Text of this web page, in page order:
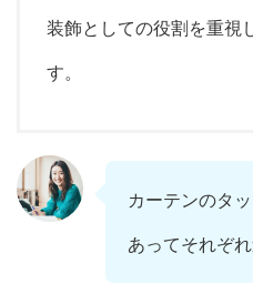
装飾としての役割を重視
す。
カーテンのタ
あってそれぞ